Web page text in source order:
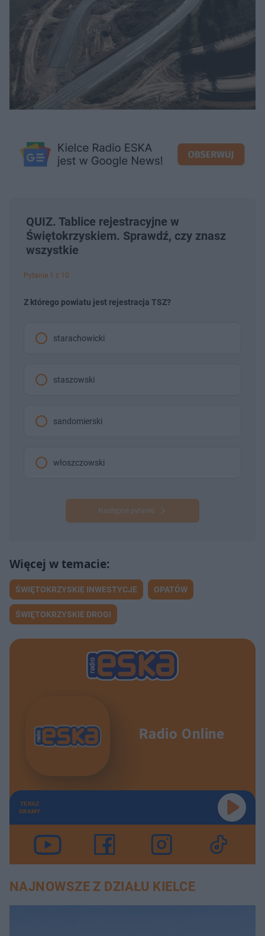
QUIZ. Tablice rejestracyjne w
Świętokrzyskiem. Sprawdź, czy znasz
wszystkie
Pytanie 1 z 10
Z którego powiatu jest rejestracja TSZ?
starachowicki
staszowski
sandomierski
włoszczowski
Następne pytanie
ŚWIĘTOKRZYSKIE INWESTYCJE OPATÓW
ŚWIĘTOKRZYSKIE DROGI
Radio Online
TERAZ
GRAMY
NAJNOWSZE Z DZIAŁU KIELCE